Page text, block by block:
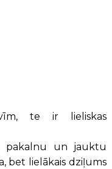
te ir lieliskas
pakalnu un jauktu
bet lielākais dziļums